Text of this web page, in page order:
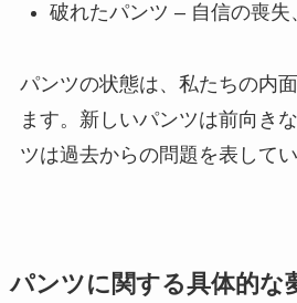
破れたパンツ – 自信の喪失
パンツの状態は、私たちの内
ます。新しいパンツは前向き
ツは過去からの問題を表してい
パンツに関する具体的な